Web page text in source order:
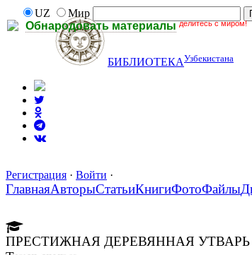
Обнародовать материалы делитесь с миром!
UZ Мир
БИБЛИОТЕКАУзбекистана
Регистрация · Войти ·
ГлавнаяАвторыСтатьиКнигиФотоФайлы
ПРЕСТИЖНАЯ ДЕРЕВЯННАЯ